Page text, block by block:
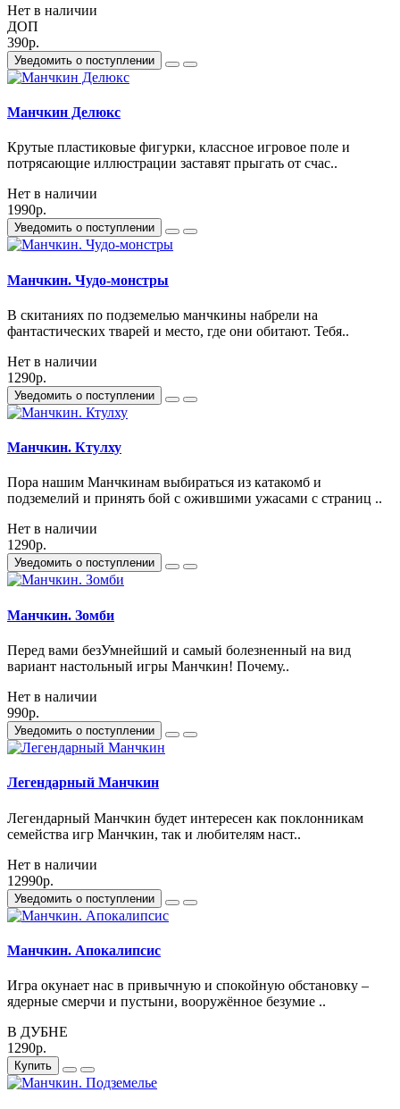
Нет в наличии
ДОП
390р.
Уведомить о поступлении
Манчкин Делюкс
Крутые пластиковые фигурки, классное игровое поле и
потрясающие иллюстрации заставят прыгать от счас..
Нет в наличии
1990р.
Уведомить о поступлении
Манчкин. Чудо-монстры
В скитаниях по подземелью манчкины набрели на
фантастических тварей и место, где они обитают. Тебя..
Нет в наличии
1290р.
Уведомить о поступлении
Манчкин. Ктулху
Пора нашим Манчкинам выбираться из катакомб и
подземелий и принять бой с ожившими ужасами с страниц ..
Нет в наличии
1290р.
Уведомить о поступлении
Манчкин. Зомби
Перед вами безУмнейший и самый болезненный на вид
вариант настольный игры Манчкин! Почему..
Нет в наличии
990р.
Уведомить о поступлении
Легендарный Манчкин
Легендарный Манчкин будет интересен как поклонникам
семейства игр Манчкин, так и любителям наст..
Нет в наличии
12990р.
Уведомить о поступлении
Манчкин. Апокалипсис
Игра окунает нас в привычную и спокойную обстановку –
ядерные смерчи и пустыни, вооружённое безумие ..
В ДУБНЕ
1290р.
Купить